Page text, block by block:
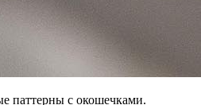
паттерны с окошечками.